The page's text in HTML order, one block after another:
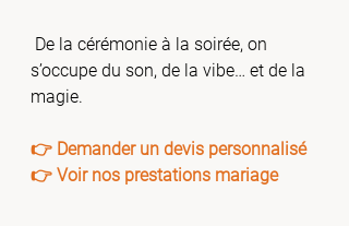
s’occupe du son, de la vibe… et de la
magie.
👉 Demander un devis personnalisé
👉 Voir nos prestations mariage